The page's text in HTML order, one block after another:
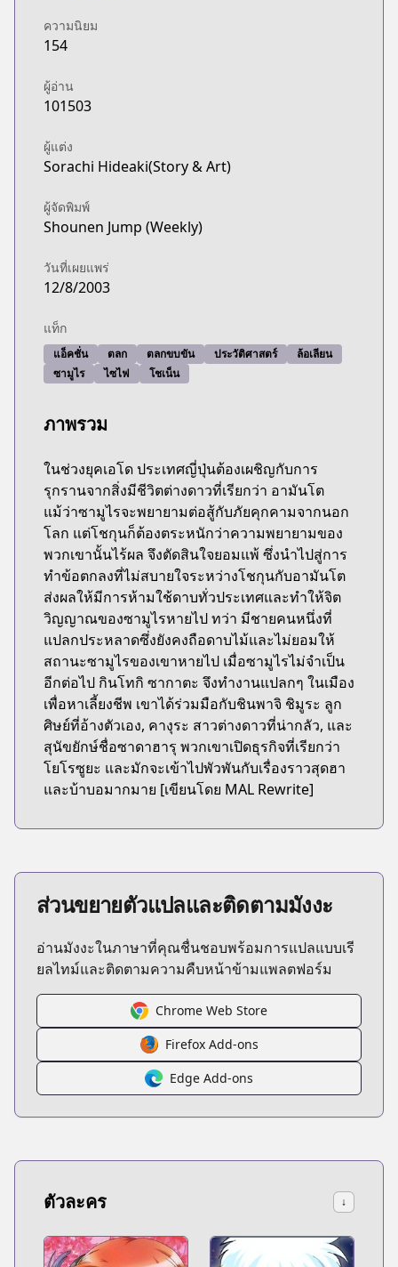
ความนิยม
154
ผู้อ่าน
101503
ผู้แต่ง
Sorachi Hideaki(Story & Art)
ผู้จัดพิมพ์
Shounen Jump (Weekly)
วันที่เผยแพร่
12/8/2003
แท็ก
แอ็คชั่น ตลก ตลกขบขัน ประวัติศาสตร์
ล้อเลียน
ซามูไร
ไซไฟ โชเน็น
ภาพรวม
ในช่วงยุคเอโด ประเทศญี่ปุ่นต้องเผชิญกับการ
รุกรานจากสิ่งมีชีวิตต่างดาวที่เรียกว่า อามันโต
แม้ว่าซามูไรจะพยายามต่อสู้กับภัยคุกคามจากนอก
โลก แต่โชกุนก็ต้องตระหนักว่าความพยายามของ
พวกเขานั้นไร้ผล จึงตัดสินใจยอมแพ้ ซึ่งนำไปสู่การ
ทำข้อตกลงที่ไม่สบายใจระหว่างโชกุนกับอามันโต
ส่งผลให้มีการห้ามใช้ดาบทั่วประเทศและทำให้จิต
วิญญาณของซามูไรหายไป ทว่า มีชายคนหนึ่งที่
แปลกประหลาดซึ่งยังคงถือดาบไม้และไม่ยอมให้
สถานะซามูไรของเขาหายไป เมื่อซามูไรไม่จำเป็น
อีกต่อไป กินโทกิ ซากาตะ จึงทำงานแปลกๆ ในเมือง
เพื่อหาเลี้ยงชีพ เขาได้ร่วมมือกับชินพาจิ ชิมูระ ลูก
ศิษย์ที่อ้างตัวเอง, คางุระ สาวต่างดาวที่น่ากลัว, และ
สุนัขยักษ์ชื่อซาดาฮารุ พวกเขาเปิดธุรกิจที่เรียกว่า
โยโรซูยะ และมักจะเข้าไปพัวพันกับเรื่องราวสุดฮา
และบ้าบอมากมาย [เขียนโดย MAL Rewrite]
ส่วนขยายตัวแปลและติดตามมังงะ
อ่านมังงะในภาษาที่คุณชื่นชอบพร้อมการแปลแบบเรี
ยลไทม์และติดตามความคืบหน้าข้ามแพลตฟอร์ม
Chrome Web Store
Firefox Add-ons
Edge Add-ons
ตัวละคร ↓